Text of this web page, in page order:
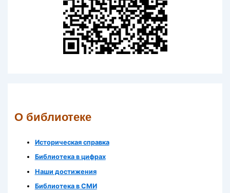
О библиотеке
Историческая справка
Библиотека в цифрах
Наши достижения
Библиотека в СМИ